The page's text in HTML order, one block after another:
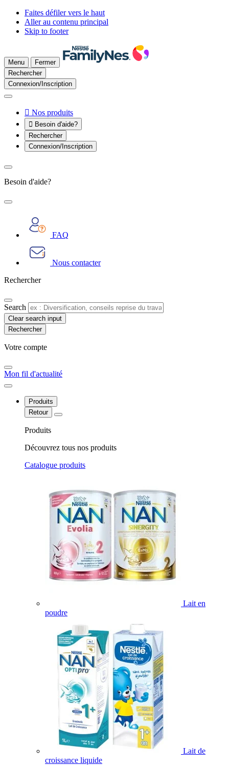
Faites défiler vers le haut
Aller au contenu principal
Skip to footer
Menu
Fermer
Rechercher
Connexion/Inscription
 Nos produits
 Besoin d'aide?
Rechercher
Connexion/Inscription
Besoin d'aide?
FAQ
Nous contacter
Rechercher
Search
Clear search input
Votre compte​
Mon fil d'actualité
Produits
Retour
Produits
Découvrez tous nos produits
Catalogue produits
Lait en
poudre
Lait de
croissance liquide